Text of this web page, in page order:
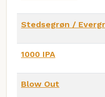
Stedsegrøn /
1000 IPA
Blow Out